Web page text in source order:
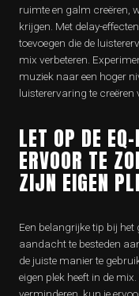
ruimte en galm creëren,
krijgen. Met delay-
toevoegen die de
mix verbeteren.
muziek naar een hoger
luisterervaring te creëren
LET OP DE
ERVOOR TE
ZIJN EIGEN
Een belangrijke tip bij
aandacht te besteden
de juiste manier te
eigen plek heeft in de